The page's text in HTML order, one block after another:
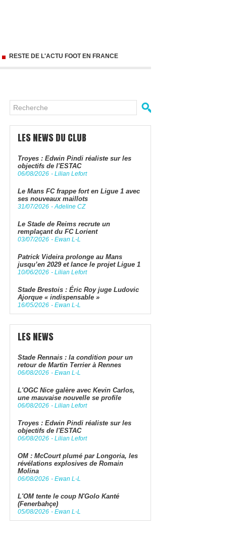
RESTE DE L'ACTU FOOT EN FRANCE
LES NEWS DU CLUB
Troyes : Edwin Pindi réaliste sur les
objectifs de l'ESTAC
06/08/2026 - Lilian Lefort
Le Mans FC frappe fort en Ligue 1 avec
ses nouveaux maillots
31/07/2026 -Adeline CZ
Le Stade de Reims recrute un
remplaçant du FC Lorient
03/07/2026 - Ewan L-L
Patrick Videira prolonge au Mans
jusqu’en 2029 et lance le projet Ligue 1
10/06/2026 - Lilian Lefort
Stade Brestois : Éric Roy juge Ludovic
Ajorque « indispensable »
16/05/2026 - Ewan L-L
LES NEWS
Stade Rennais : la condition pour un
retour de Martin Terrier à Rennes
06/08/2026 - Ewan L-L
L'OGC Nice galère avec Kevin Carlos,
une mauvaise nouvelle se profile
06/08/2026 - Lilian Lefort
Troyes : Edwin Pindi réaliste sur les
objectifs de l'ESTAC
06/08/2026 - Lilian Lefort
OM : McCourt plumé par Longoria, les
révélations explosives de Romain
Molina
06/08/2026 - Ewan L-L
L'OM tente le coup N'Golo Kanté
(Fenerbahçe)
05/08/2026 - Ewan L-L